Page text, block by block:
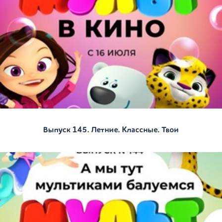
Выпуск 145. Летние. Классные. Твои